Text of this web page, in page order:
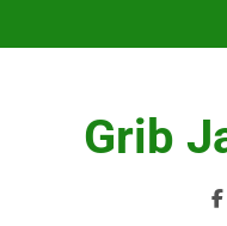
Grib